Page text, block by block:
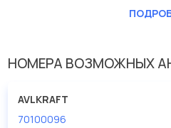
У данной детали есть аналоги с
Евродеталь представлены в
Мы продаем
НОМЕРА ВОЗМОЖНЫХ
AVLKRAFT
70100096